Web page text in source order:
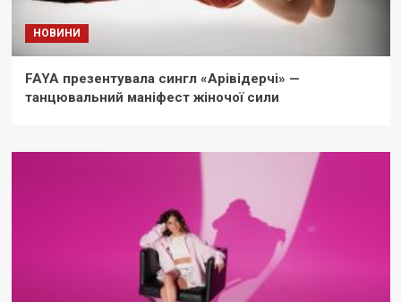
НОВИНИ
FAYA презентувала сингл «Арівідерчі» —
танцювальний маніфест жіночої сили